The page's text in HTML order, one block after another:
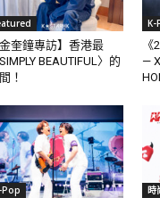
金奎鐘專訪】香港最
SIMPLY BEAUTIFUL〉的
！
K-
—
Pop 時